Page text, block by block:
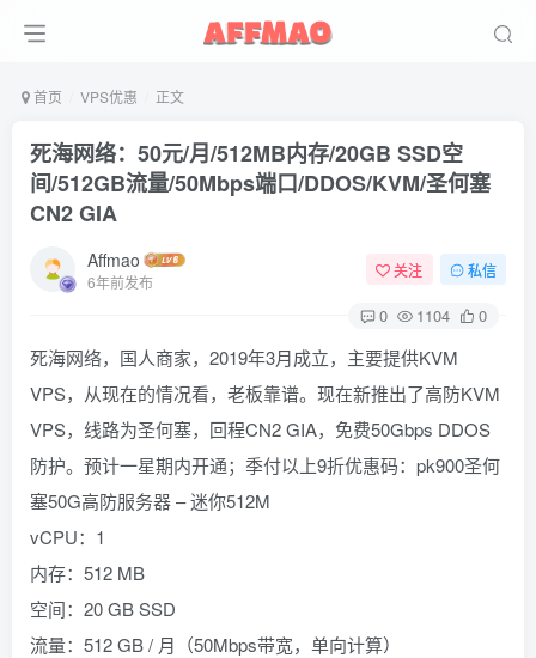
首页 VPS优惠 正文
死海网络：50元/月/512MB内存/20GB SSD空
间/512GB流量/50Mbps端口/DDOS/KVM/圣何塞
CN2 GIA
Affmao
6年前发布
关注 私信
0 1104 0
死海网络，国人商家，2019年3月成立，主要提供KVM
VPS，从现在的情况看，老板靠谱。现在新推出了高防KVM
VPS，线路为圣何塞，回程CN2 GIA，免费50Gbps DDOS
防护。预计一星期内开通；季付以上9折优惠码：pk900圣何
塞50G高防服务器 – 迷你512M
vCPU：1
内存：512 MB
空间：20 GB SSD
流量：512 GB / 月（50Mbps带宽，单向计算）